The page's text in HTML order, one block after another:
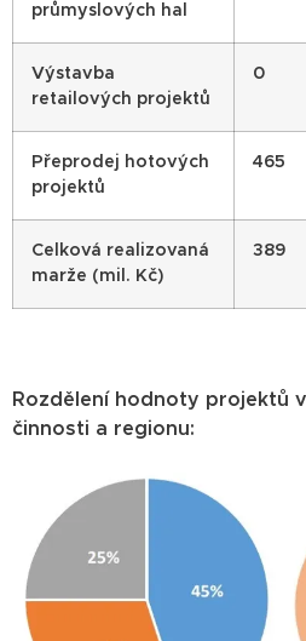
průmyslových hal
Výstavba
retailových projektů
0
Přeprodej hotových
projektů
465
Celková realizovaná
marže (mil. Kč)
389
Rozdělení hodnoty projektů
činnosti a regionu: